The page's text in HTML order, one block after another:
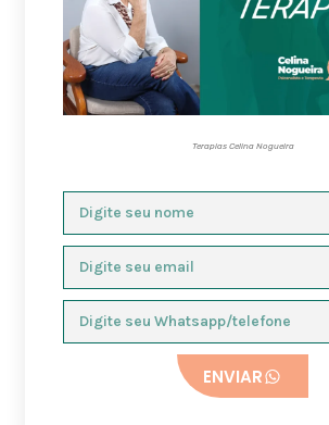
Terapias Celina Nogueira
ENVIAR